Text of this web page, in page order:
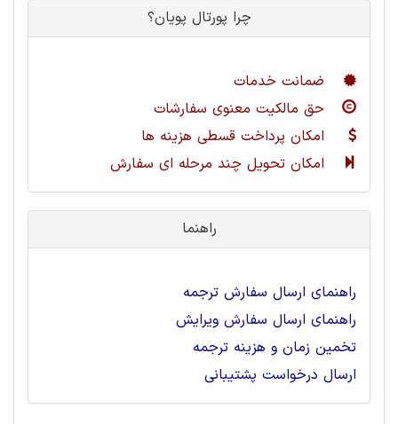
چرا پورتال پویان؟
ضمانت خدمات
حق مالکیت معنوی سفارشات
امکان پرداخت قسطی هزینه ها
امکان تحویل چند مرحله ای سفارش
راهنما
راهنمای ارسال سفارش ترجمه
راهنمای ارسال سفارش ویرایش
تخمین زمان و هزینه ترجمه
ارسال درخواست پشتیبانی